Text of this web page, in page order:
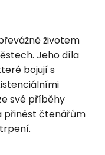
životem
Jeho díla
bojují s
své příběhy
přinést čtenářům